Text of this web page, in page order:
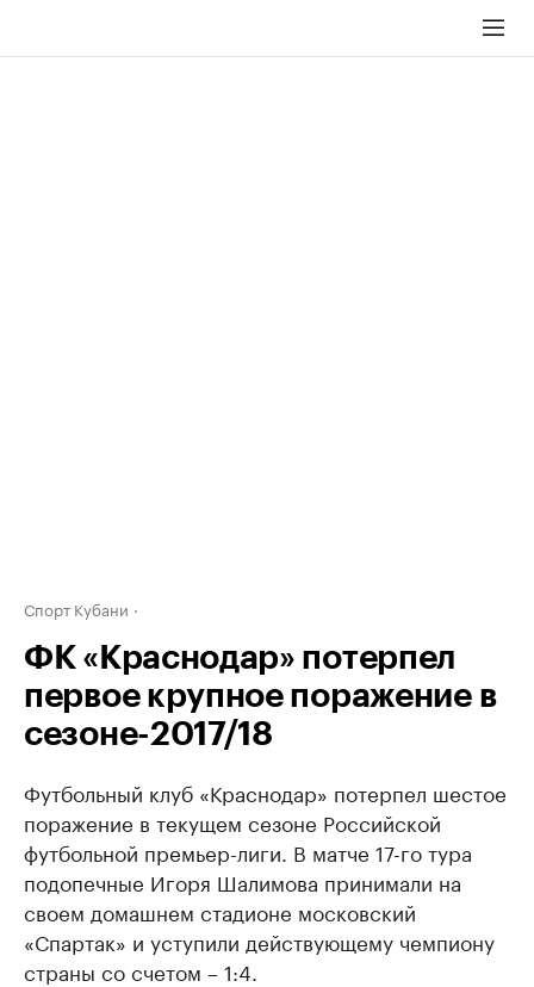
Спорт Кубани
ФК «Краснодар» потерпел
первое крупное поражение в
сезоне-2017/18
Футбольный клуб «Краснодар» потерпел шестое
поражение в текущем сезоне Российской
футбольной премьер-лиги. В матче 17-го тура
подопечные Игоря Шалимова принимали на
своем домашнем стадионе московский
«Спартак» и уступили действующему чемпиону
страны со счетом – 1:4.